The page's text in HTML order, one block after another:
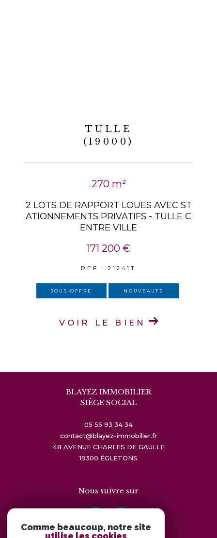
TULLE
(19000)
270 m²
2 LOTS DE RAPPORT LOUES AVEC ST
ATIONNEMENTS PRIVATIFS - TULLE C
ENTRE VILLE
171 200 €
REF : 21241T
SOUS-OFFRE NOUVEAUTÉ
VOIR LE BIEN
BLAYEZ IMMOBILIER
SIÈGE SOCIAL
05 55 93 34 34
contact@blayez-immobilier.fr
48 AVENUE CHARLES DE GAULLE
19300
ÉGLETONS
Nous suivre sur
Comme beaucoup, notre site
utilise les cookies